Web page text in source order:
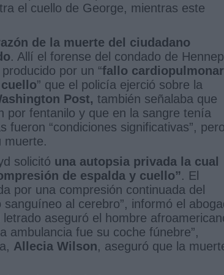
el cuello de George, mientras este
de la muerte del ciudadano
. Allí el forense del condado de
por un “fallo cardiopulmonar
” que el policía ejerció sobre la
Post, también señalaba que
por fentanilo y que en la sangre tenía
“condiciones significativas”, pero
muerte.
solicitó una autopsia privada la cual
de espalda y cuello”. El
por una compresión continuada del
al cerebro”, informó el
aseguró el hombre
ambulancia fue su coche fúnebre”,
Allecia Wilson, aseguró que la